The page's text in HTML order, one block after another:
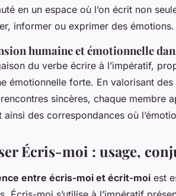
en un espace où l’on écrit non
informer ou exprimer des émotions.
humaine et émotionnelle
du verbe écrire à l’impératif,
émotionnelle forte. En valorisant
sincères, chaque membre
ainsi des correspondances où
Écris-moi : usage,
entre écris-moi et écrit-moi est